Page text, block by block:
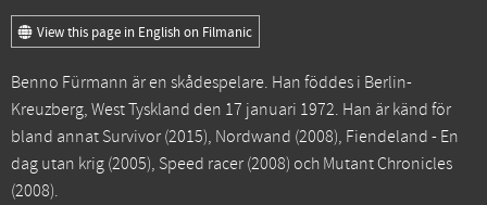
View this page in English on Filmanic
Benno Fürmann är en skådespelare. Han föddes i Berlin-
Kreuzberg, West Tyskland den 17 januari 1972. Han är känd för
bland annat Survivor (2015), Nordwand (2008), Fiendeland - En
dag utan krig (2005), Speed racer (2008) och Mutant Chronicles
(2008).